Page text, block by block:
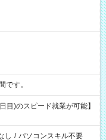
間です。
目)のスピード就業が可能】
し / パソコンスキル不要